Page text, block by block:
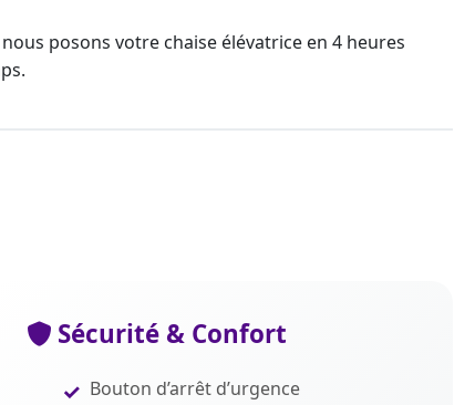
posons votre chaise élévatrice en 4 heures
Sécurité & Confort
Bouton d’arrêt d’urgence